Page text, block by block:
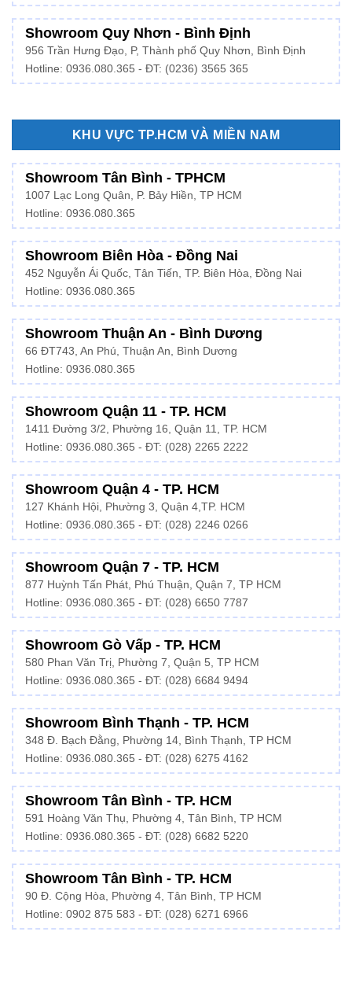
Showroom Quy Nhơn - Bình Định
956 Trần Hưng Đạo, P, Thành phố Quy Nhơn, Bình Định
Hotline: 0936.080.365 - ĐT: (0236) 3565 365
KHU VỰC TP.HCM VÀ MIỀN NAM
Showroom Tân Bình - TPHCM
1007 Lạc Long Quân, P. Bảy Hiền, TP HCM
Hotline: 0936.080.365
Showroom Biên Hòa - Đồng Nai
452 Nguyễn Ái Quốc, Tân Tiến, TP. Biên Hòa, Đồng Nai
Hotline: 0936.080.365
Showroom Thuận An - Bình Dương
66 ĐT743, An Phú, Thuận An, Bình Dương
Hotline: 0936.080.365
Showroom Quận 11 - TP. HCM
1411 Đường 3/2, Phường 16, Quận 11, TP. HCM
Hotline: 0936.080.365 - ĐT: (028) 2265 2222
Showroom Quận 4 - TP. HCM
127 Khánh Hội, Phường 3, Quận 4,TP. HCM
Hotline: 0936.080.365 - ĐT: (028) 2246 0266
Showroom Quận 7 - TP. HCM
877 Huỳnh Tấn Phát, Phú Thuận, Quận 7, TP HCM
Hotline: 0936.080.365 - ĐT: (028) 6650 7787
Showroom Gò Vấp - TP. HCM
580 Phan Văn Trị, Phường 7, Quận 5, TP HCM
Hotline: 0936.080.365 - ĐT: (028) 6684 9494
Showroom Bình Thạnh - TP. HCM
348 Đ. Bạch Đằng, Phường 14, Bình Thạnh, TP HCM
Hotline: 0936.080.365 - ĐT: (028) 6275 4162
Showroom Tân Bình - TP. HCM
591 Hoàng Văn Thụ, Phường 4, Tân Bình, TP HCM
Hotline: 0936.080.365 - ĐT: (028) 6682 5220
Showroom Tân Bình - TP. HCM
90 Đ. Cộng Hòa, Phường 4, Tân Bình, TP HCM
Hotline: 0902 875 583 - ĐT: (028) 6271 6966